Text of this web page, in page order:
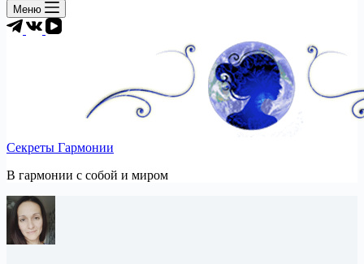
Меню
Секреты Гармонии
В гармонии c собой и миром